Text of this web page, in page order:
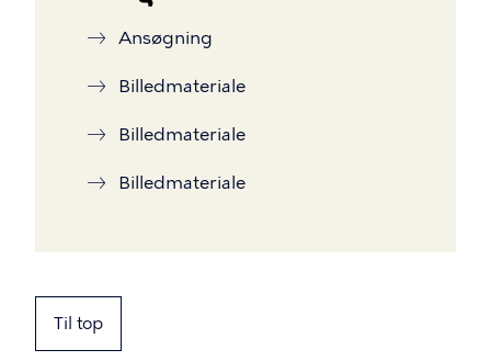
Ansøgning
Billedmateriale
Billedmateriale
Billedmateriale
Til top